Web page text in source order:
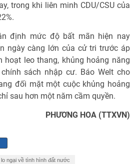
trong khi liên minh CDU/CSU của
định mức độ bất mãn hiện nay
ngày càng lớn của cử tri trước áp
hoạt leo thang, khủng hoảng năng
sách nhập cư. Báo Welt cho
đối mặt một cuộc khủng hoảng
sau hơn một năm cầm quyền.
PHƯƠNG HOA (TTXVN)
ngại về tình hình đất nước